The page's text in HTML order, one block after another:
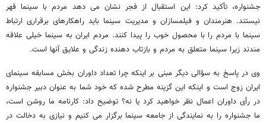
جشنواره، تأکید کرد: این استقبال از فجر نشان می دهد مردم با سینما قهر
نیستند. هنرمندان و فیلمسازان و مدیریت سینما باید راهکارهای برقراری ارتباط
سینما با مردم را با محصول خوب را پیدا کنند. مردم ایران به سینما خیلی علاقه
مندند زیرا سینما متعلق به مردم و بازتاب دهنده زندگی و علایق آنها است.
وی در پاسخ به سؤالی دیگر مبنی بر اینکه چرا تعداد داوران بخش مسابقه سینمای
ایران زوج است و اینکه این گزینه مطرح شده که خود شما به عنوان دبیر جشنواره
در رأی داوران اعمال نظر خواهید کرد یا نه؟ توضیح داد: کارنامه ما روشن است،
ما جشنواره را به نمایندگی از جامعه سینما برگزار می کنیم و نیازی به دخالت در